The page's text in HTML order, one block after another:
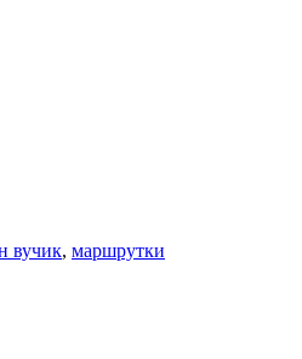
вучик, маршрутки